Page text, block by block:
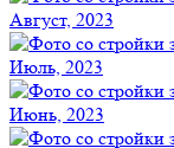
Август, 2023
Июль, 2023
Июнь, 2023